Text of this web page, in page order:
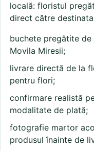
locală: floristul
direct către
buchete pregătite
Movila Miresii;
livrare directă de la
pentru flori;
confirmare realistă
modalitate de plată;
fotografie martor
produsul înainte de